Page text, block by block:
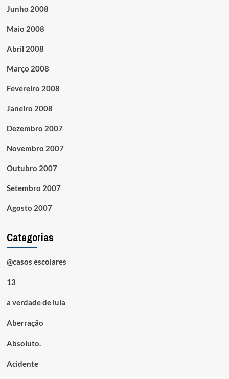
Junho 2008
Maio 2008
Abril 2008
Março 2008
Fevereiro 2008
Janeiro 2008
Dezembro 2007
Novembro 2007
Outubro 2007
Setembro 2007
Agosto 2007
Categorias
@casos escolares
13
a verdade de lula
Aberração
Absoluto.
Acidente